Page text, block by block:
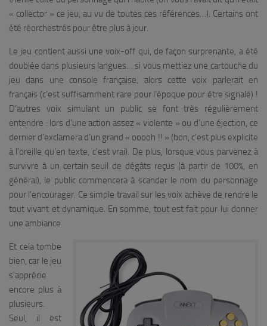
« collector » ce jeu, au vu de toutes ces références…). Certains ont
été réorchestrés pour être plus à jour.
Le jeu contient aussi une voix-off qui, de façon surprenante, a été
doublée dans plusieurs langues… si vous mettiez une cartouche du
jeu dans une console française, alors cette voix parlerait en
français (c’est suffisamment rare pour l’époque pour être signalé) !
D’autres voix simulant un public se font très régulièrement
entendre : lors d’une action assez « violente » ou d’une éjection, ce
dernier d’exclamera d’un grand « ooooh !! » (bon, c’est plus explicite
à l’oreille qu’en texte, c’est vrai). De plus, lorsque vous parvenez à
survivre à un certain seuil de dégâts reçus (à partir de 100%, en
général), le public commencera à scander le nom du personnage
pour l’encourager. Ce simple travail sur les voix achève de rendre le
tout vivant et dynamique. En somme, tout est fait pour lui donner
une ambiance.
Et cela tombe
bien, car le jeu
s’apprécie
encore plus à
plusieurs.
Seul, il est